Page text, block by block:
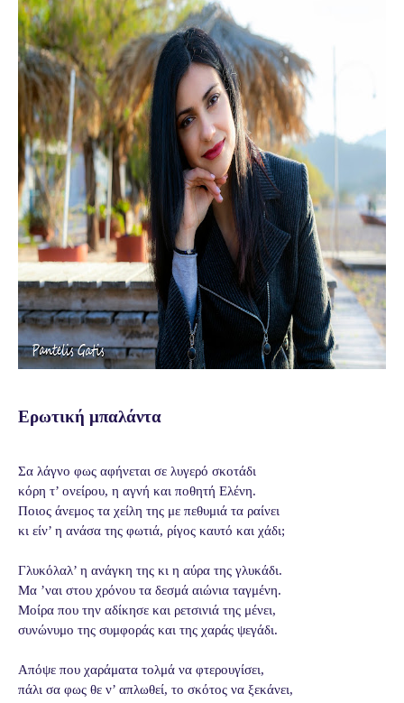
Ερωτική μπαλάντα
Σα λάγνο φως αφήνεται σε λυγερό σκοτάδι
κόρη τ’ ονείρου, η αγνή και ποθητή Ελένη.
Ποιος άνεμος τα χείλη της με πεθυμιά τα ραίνει
κι είν’ η ανάσα της φωτιά, ρίγος καυτό και χάδι;
Γλυκόλαλ’ η ανάγκη της κι η αύρα της γλυκάδι.
Μα ’ναι στου χρόνου τα δεσμά αιώνια ταγμένη.
Μοίρα που την αδίκησε και ρετσινιά της μένει,
συνώνυμο της συμφοράς και της χαράς ψεγάδι.
Απόψε που χαράματα τολμά να φτερουγίσει,
πάλι σα φως θε ν’ απλωθεί, το σκότος να ξεκάνει,